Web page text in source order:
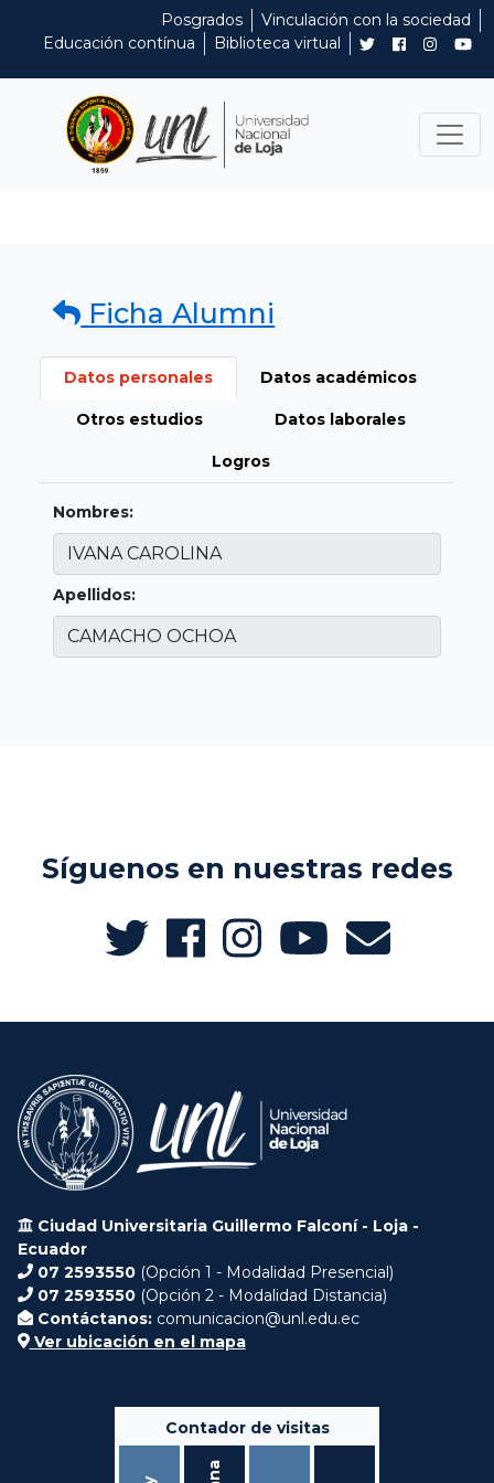
Posgrados
Vinculación con la sociedad
Educación contínua
Biblioteca virtual
Ficha Alumni
Datos personales Datos académicos
Otros estudios Datos laborales
Logros
Nombres:
Apellidos:
Síguenos en nuestras redes
Ciudad Universitaria Guillermo Falconí - Loja -
Ecuador
07 2593550 (Opción 1 - Modalidad Presencial)
07 2593550 (Opción 2 - Modalidad Distancia)
Contáctanos: comunicacion@unl.edu.ec
Ver ubicación en el mapa
Contador de visitas